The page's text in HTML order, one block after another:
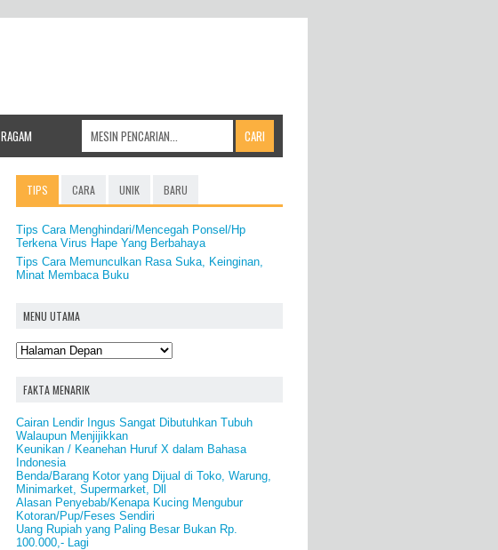
RAGAM
TIPS CARA UNIK BARU
Tips Cara Menghindari/Mencegah Ponsel/Hp
Terkena Virus Hape Yang Berbahaya
Tips Cara Memunculkan Rasa Suka, Keinginan,
Minat Membaca Buku
MENU UTAMA
FAKTA MENARIK
Cairan Lendir Ingus Sangat Dibutuhkan Tubuh
Walaupun Menjijikkan
Keunikan / Keanehan Huruf X dalam Bahasa
Indonesia
Benda/Barang Kotor yang Dijual di Toko, Warung,
Minimarket, Supermarket, Dll
Alasan Penyebab/Kenapa Kucing Mengubur
Kotoran/Pup/Feses Sendiri
Uang Rupiah yang Paling Besar Bukan Rp.
100.000,- Lagi